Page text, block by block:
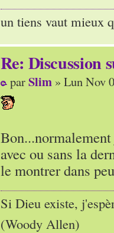
un tiens vaut mieux
Re: Discussion
parSlim » Lun Nov
avec ou sans la
le montrer dans
Si Dieu existe,
(Woody Allen)